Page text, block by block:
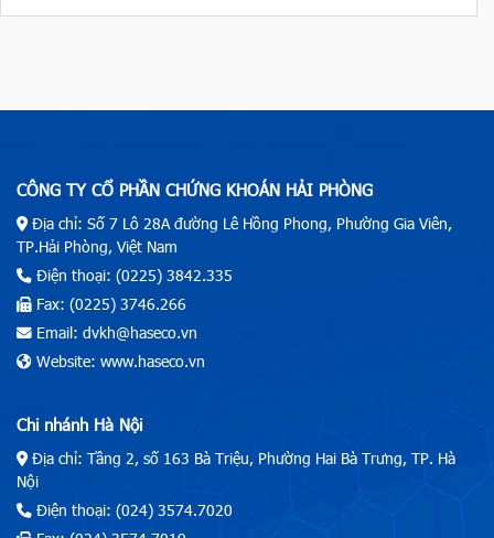
CÔNG TY CỔ PHẦN CHỨNG KHOÁN HẢI PHÒNG
Địa chỉ: Số 7 Lô 28A đường Lê Hồng Phong, Phường Gia Viên,
TP.Hải Phòng, Việt Nam
Điện thoại: (0225) 3842.335
Fax: (0225) 3746.266
Email: dvkh@haseco.vn
Website: www.haseco.vn
Chi nhánh Hà Nội
Địa chỉ: Tầng 2, số 163 Bà Triệu, Phường Hai Bà Trưng, TP. Hà
Nội
Điện thoại: (024) 3574.7020